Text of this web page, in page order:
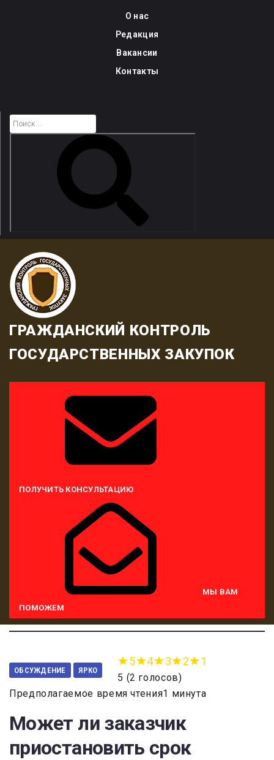
О нас
Редакция
Вакансии
Контакты
ГРАЖДАНСКИЙ КОНТРОЛЬ
ГОСУДАРСТВЕННЫХ ЗАКУПОК
ПОЛУЧИТЬ КОНСУЛЬТАЦИЮ
МЫ ВАМ
ПОМОЖЕМ
ОБСУЖДЕНИЕ ЯРКО
5 4 3 2 1
5 (2 голосов)
Предполагаемое время чтения1 минута
Может ли заказчик
приостановить срок